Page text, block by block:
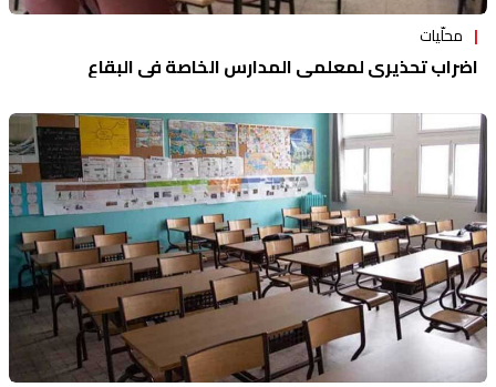
محلّيات
اضراب تحذيري لمعلمي المدارس الخاصة في البقاع